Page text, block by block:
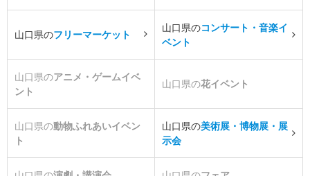
山口県のフリーマーケット
山口県のコンサート・音楽イ
ベント
山口県のアニメ・ゲームイベ
ント
山口県の花イベント
山口県の動物ふれあいイベン
ト
山口県の美術展・博物展・展
示会